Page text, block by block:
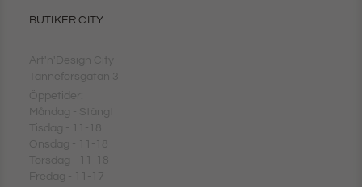
BUTIKER CITY
Art'n'Design City
Tanneforsgatan 3
Öppetider:
Måndag - Stängt
Tisdag - 11-18
Onsdag - 11-18
Torsdag - 11-18
Fredag - 11-17